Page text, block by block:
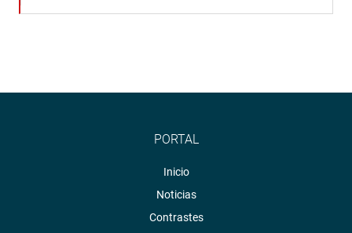
PORTAL
Inicio
Noticias
Contrastes